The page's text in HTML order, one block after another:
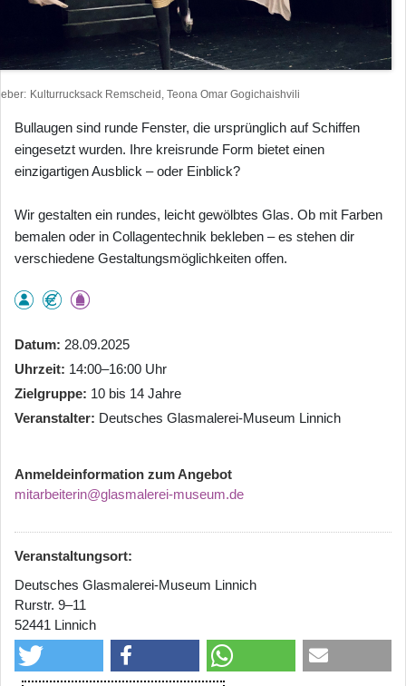
Kulturrucksack Remscheid, Teona Omar Gogichaishvili
Bullaugen sind runde Fenster, die ursprünglich auf Schiffen
eingesetzt wurden. Ihre kreisrunde Form bietet einen
einzigartigen Ausblick – oder Einblick?
Wir gestalten ein rundes, leicht gewölbtes Glas. Ob mit Farben
bemalen oder in Collagentechnik bekleben – es stehen dir
verschiedene Gestaltungsmöglichkeiten offen.
Datum 28.09.2025
Uhrzeit 14:00–16:00 Uhr
Zielgruppe 10 bis 14 Jahre
Veranstalter Deutsches Glasmalerei-Museum Linnich
Anmeldeinformation zum Angebot
mitarbeiterin@glasmalerei-museum.de
Veranstaltungsort:
Deutsches Glasmalerei-Museum Linnich
Rurstr. 9–11
52441 Linnich